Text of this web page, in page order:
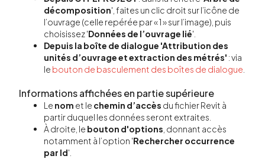
décomposition', faites un clic droit sur l’icône de
l’ouvrage (celle repérée par « 1 » sur l’image), puis
choisissez 'Données de l’ouvrage lié'.
Depuis la boîte de dialogue 'Attribution des
unités d’ouvrage et extraction des métrés' : via
le bouton de basculement des boîtes de dialogue
Informations affichées en partie supérieure
Le nom et le chemin d’accès du fichier Revit à
partir duquel les données seront extraites.
À droite, le bouton d'options , donnant accès
notamment à l’option 'Rechercher occurrence
par Id'.